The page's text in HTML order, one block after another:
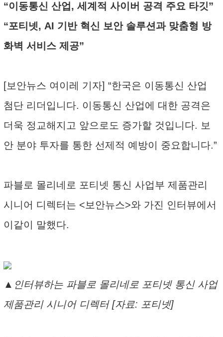
“이동통신 산업, 세계적 사이버 공격 주요 타깃”
“포티넷, AI 기반 혁신 보안 솔루션과 맞춤형 방
화벽 서비스 제공”
[보안뉴스 여이레 기자] “한국은 이동통신 산업
첨단 리더입니다. 이동통신 산업에 대한 공격은
더욱 정교해지고 앞으로도 증가할 것입니다. 보
안 분야 투자를 통한 선제적 예방이 중요합니다.”
파블로 몰리네로 포티넷 통신 사업부 제품관리
시니어 디렉터는 <보안뉴스>와 가진 인터뷰에서
이같이 말했다.
▲인터뷰하는 파블로 몰리네로 포티넷 통신 사업
제품관리 시니어 디렉터 [자료: 포티넷]